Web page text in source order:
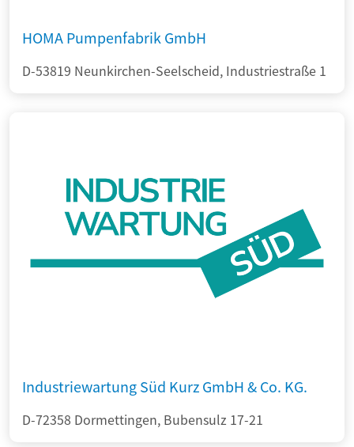
HOMA Pumpenfabrik GmbH
D-53819 Neunkirchen-Seelscheid, Industriestraße 1
Industriewartung Süd Kurz GmbH & Co. KG.
D-72358 Dormettingen, Bubensulz 17-21